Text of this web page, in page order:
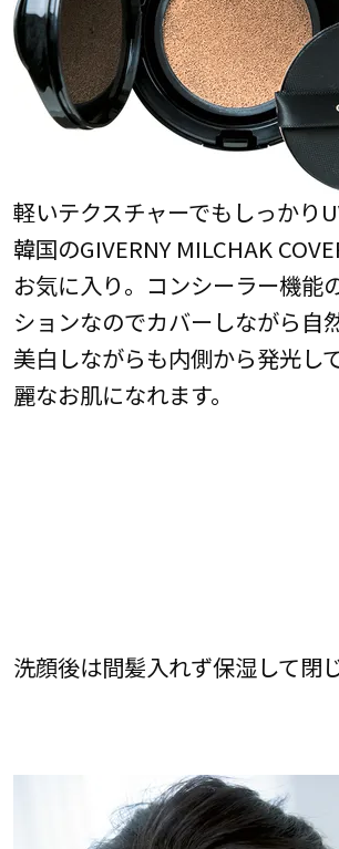
軽いテクスチャーでもしっかり
韓国のGIVERNY MILCHAK
お気に入り。コンシーラー機能
ションなのでカバーしながら自
美白しながらも内側から発光し
麗なお肌になれます。
洗顔後は間髪入れず保湿して閉